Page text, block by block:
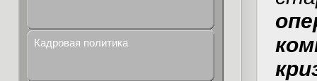
Кадровая политика